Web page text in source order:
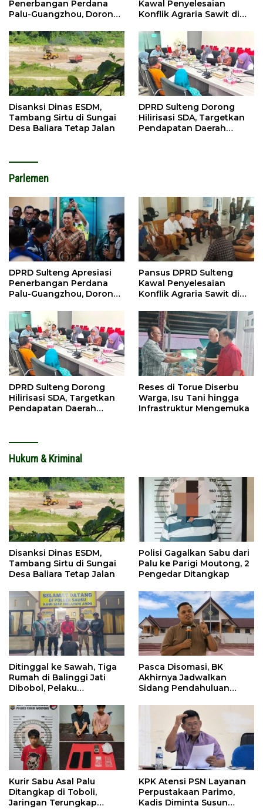
Penerbangan Perdana
Palu-Guangzhou, Dorong
Kawal Penyelesaian
Konflik Agraria Sawit di
Disanksi Dinas ESDM,
Tambang Sirtu di Sungai
Desa Baliara Tetap Jalan
DPRD Sulteng Dorong
Hilirisasi SDA, Targetkan
Pendapatan Daerah
Parlemen
DPRD Sulteng Apresiasi
Penerbangan Perdana
Palu-Guangzhou, Dorong
Pansus DPRD Sulteng
Kawal Penyelesaian
Konflik Agraria Sawit di
DPRD Sulteng Dorong
Hilirisasi SDA, Targetkan
Pendapatan Daerah
Reses di Torue Diserbu
Warga, Isu Tani hingga
Infrastruktur Mengemuka
Hukum & Kriminal
Disanksi Dinas ESDM,
Tambang Sirtu di Sungai
Desa Baliara Tetap Jalan
Polisi Gagalkan Sabu dari
Palu ke Parigi Moutong, 2
Pengedar Ditangkap
Ditinggal ke Sawah, Tiga
Rumah di Balinggi Jati
Dibobol, Pelaku
Pasca Disomasi, BK
Akhirnya Jadwalkan
Sidang Pendahuluan
Kurir Sabu Asal Palu
Ditangkap di Toboli,
Jaringan Terungkap
KPK Atensi PSN Layanan
Perpustakaan Parimo,
Kadis Diminta Susun